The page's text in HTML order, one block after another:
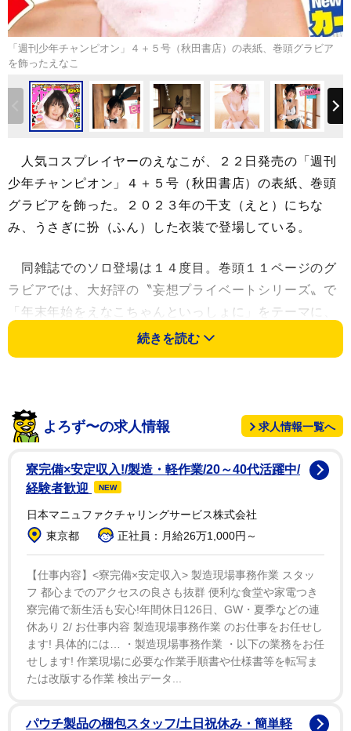
「週刊少年チャンピオン」４＋５号（秋田書店）の表紙、巻頭グラビア
を飾ったえなこ
人気コスプレイヤーのえなこが、２２日発売の「週刊
少年チャンピオン」４＋５号（秋田書店）の表紙、巻頭
グラビアを飾った。２０２３年の干支（えと）にちな
み、うさぎに扮（ふん）した衣装で登場している。
同雑誌でのソロ登場は１４度目。巻頭１１ページのグ
ラビアでは、大好評の〝妄想プライベートシリーズ〟で
「年末年始をえなこちゃんといっしょに」をテーマに、
彼女感を意識した内容が収められた。バニー姿のえなこ
がコタツでくつろぐカットや、ピンク色のうさぎの耳を
えなこは「１４回目、本当にうれしいです！〝週刊少
年チャンピオンのいつもの人〟と思っていただけるよう
に頑張ります（笑）。今回も彼女感たっぷりに、卯
（う）年にいきなりバニー姿で驚かす撮影をさせていた
だきましたが、本当だったら〝むしろ私が彼氏！？〟く
ントを寄せた。
続きを読む
よろず〜の求人情報 求人情報一覧へ
寮完備×安定収入!/製造・軽作業/20～40代活躍中/
経験者歓迎
NEW
日本マニュファクチャリングサービス株式会社
東京都
正社員：月給26万1,000円～
【仕事内容】<寮完備×安定収入> 製造現場事務作業 スタッ
フ 都心までのアクセスの良さも抜群 便利な食堂や家電つき
寮完備で新生活も安心!年間休日126日、GW・夏季などの連
休あり 2/ お仕事内容 製造現場事務作業 のお仕事をお任せし
ます! 具体的には… ・製造現場事務作業 ・以下の業務をお任
せします! 作業現場に必要な作業手順書や仕様書等を転写ま
たは改版する作業 検出データ...
パウチ製品の梱包スタッフ/土日祝休み・簡単軽